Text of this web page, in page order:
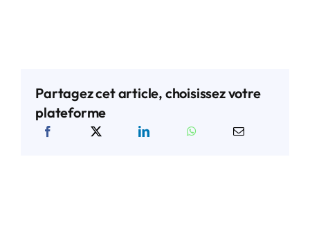
Partagez cet article, choisissez votre
plateforme